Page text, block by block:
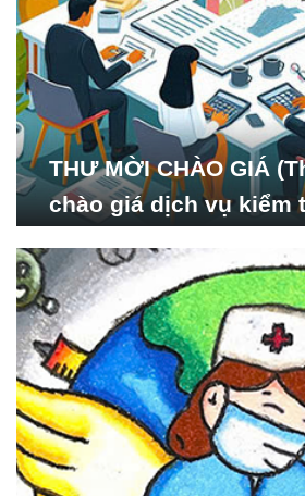
THƯ MỜI CHÀO GIÁ
chào giá dịch vụ kiểm
Nghiên cứu Phát triển
hội_ISDS)